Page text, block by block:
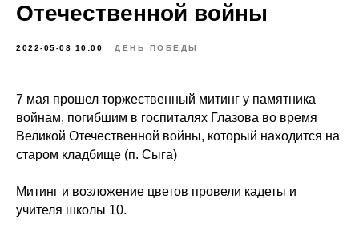
Отечественной войны
2022-05-08 10:00 ДЕНЬ ПОБЕДЫ
7 мая прошел торжественный митинг у памятника
войнам, погибшим в госпиталях Глазова во время
Великой Отечественной войны, который находится на
старом кладбище (п. Сыга)
Митинг и возложение цветов провели кадеты и
учителя школы 10.